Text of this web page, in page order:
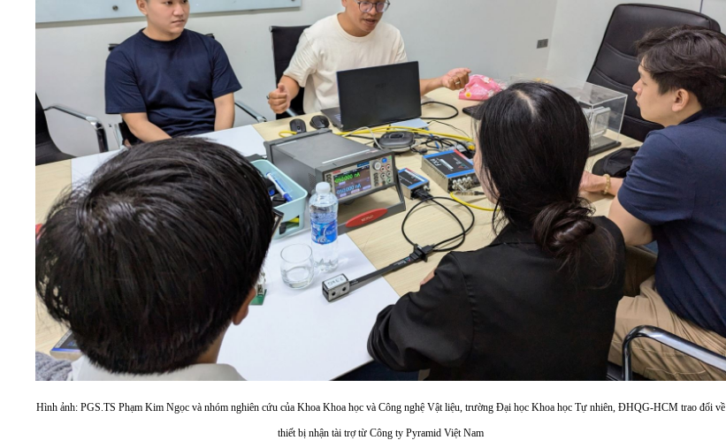
Hình ảnh: PGS.TS Phạm Kim Ngọc và nhóm nghiên cứu của Khoa Khoa học và Công nghệ Vật liệu, trường Đại học Khoa học Tự nhiên, ĐHQG-HCM trao đổi về
thiết bị nhận tài trợ từ Công ty Pyramid Việt Nam